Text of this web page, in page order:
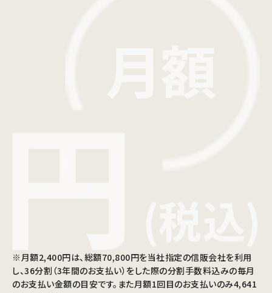
※月額2,400円は、総額70,800円を当社指定の信販会社を利用
し、36分割（3年間のお支払い）をした際の分割手数料込みの毎月
のお支払い金額の目安です。また月額1回目のお支払いのみ4,641